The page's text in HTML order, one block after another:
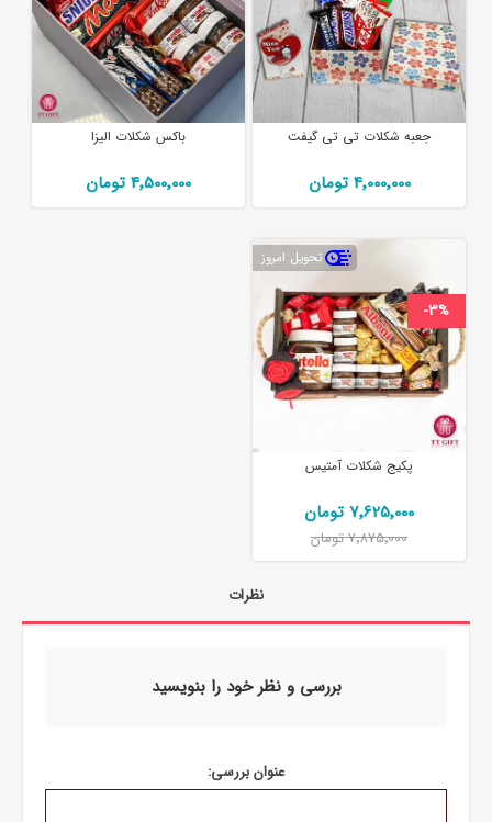
جعبه شکلات تی تی گیفت
4٬000٬000 تومان
باکس شکلات الیزا
4٬500٬000 تومان
تحویل امروز
-3%
پکیج شکلات آمتیس
7٬625٬000 تومان
7٬875٬000 تومان
نظرات
بررسی و نظر خود را بنویسید
عنوان بررسی: